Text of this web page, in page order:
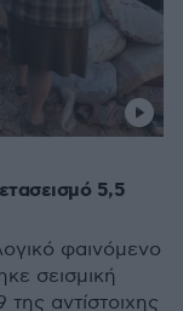
5,5
φαινόμενο
σεισμική
της αντίστοιχης